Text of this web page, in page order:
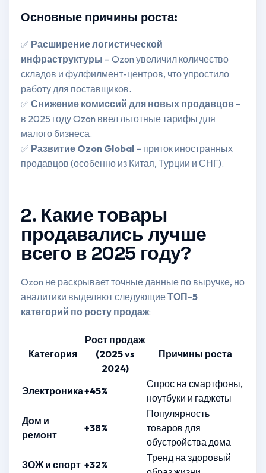
Основные причины роста:
✅ Расширение логистической
инфраструктуры – Ozon увеличил количество
складов и фулфилмент-центров, что упростило
работу для поставщиков.
✅Снижение комиссий для новых продавцов –
в 2025 году Ozon ввел льготные тарифы для
малого бизнеса.
✅ Развитие Ozon Global – приток иностранных
продавцов (особенно из Китая, Турции и СНГ).
2. Какие товары
продавались лучше
всего в 2025 году?
Ozon не раскрывает точные данные по выручке, но
аналитики выделяют следующиеТОП-5
категорий по росту продаж:
Категория
Рост продаж
(2025 vs
2024)
Причины роста
Электроника+45%
Спрос на смартфоны,
ноутбуки и гаджеты
Дом и
ремонт
+38%
Популярность
товаров для
обустройства дома
ЗОЖ и спорт +32%
Тренд на здоровый